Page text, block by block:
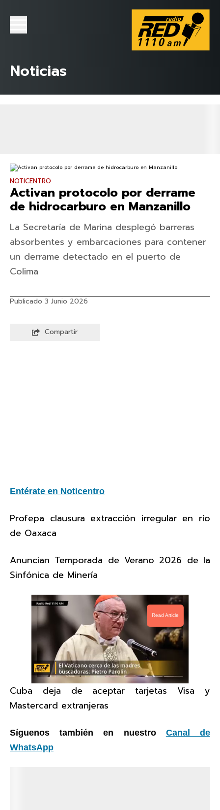
Noticias
NOTICENTRO
Activan protocolo por derrame
de hidrocarburo en Manzanillo
La Secretaría de Marina desplegó barreras
absorbentes y embarcaciones para contener
un derrame detectado en el puerto de
Colima
Publicado 3 Junio 2026
Compartir
Entérate en Noticentro
Profepa clausura extracción irregular en río
de Oaxaca
Anuncian Temporada de Verano 2026 de la
Sinfónica de Minería
Read Article
Cuba deja de aceptar tarjetas Visa y
Mastercard extranjeras
Síguenos también en nuestro Canal de
WhatsApp